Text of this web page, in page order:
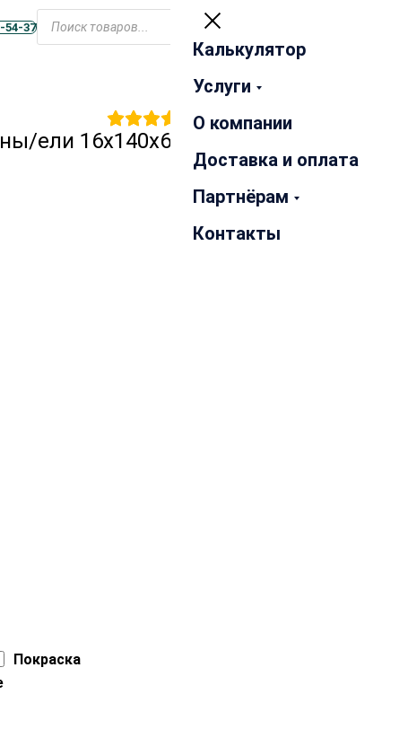
54-37
Закрыть
Калькулятор
Услуги
О компании
Доставка и оплата
Партнёрам
Контакты
1 отзыв
ели 16х140х6000 мм
Покраска